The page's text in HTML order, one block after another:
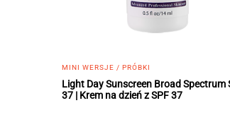
MINI WERSJE / PRÓBKI
Light Day Sunscreen Broad Spectrum
37 | Krem na dzień z SPF 37